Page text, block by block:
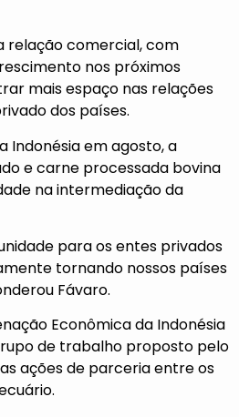
relação comercial, com
nos próximos
mais espaço nas relações
dos países.
Indonésia em agosto, a
e carne processada bovina
na intermediação da
para os entes privados
tornando nossos países
Fávaro.
Econômica da Indonésia
de trabalho proposto pelo
ações de parceria entre os